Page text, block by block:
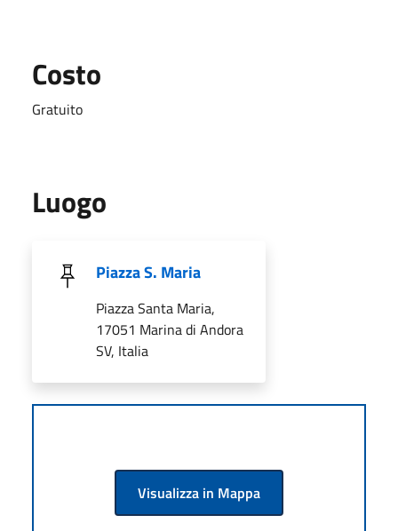
Costo
Gratuito
Luogo
Piazza S. Maria
Piazza Santa Maria,
17051 Marina di Andora
SV, Italia
Visualizza in Mappa